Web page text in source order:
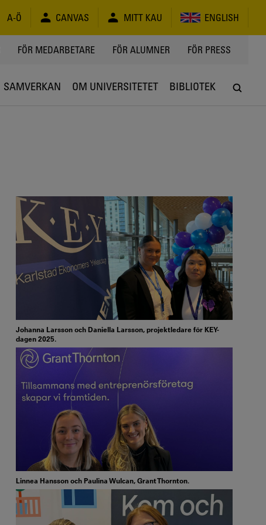
A-Ö CANVAS MITT KAU ENGLISH
FÖR MEDARBETARE FÖR ALUMNER FÖR PRESS
SAMVERKAN OM UNIVERSITETET BIBLIOTEK
Johanna Larsson och Daniella Larsson, projektledare för KEY-
dagen 2025.
Linnea Hansson och Paulina Wulcan, Grant Thornton.